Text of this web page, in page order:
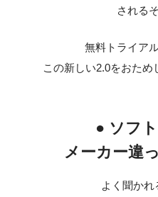
される
無料トライア
この新しい2.0をおため
● ソフ
メーカー違
よく聞かれ